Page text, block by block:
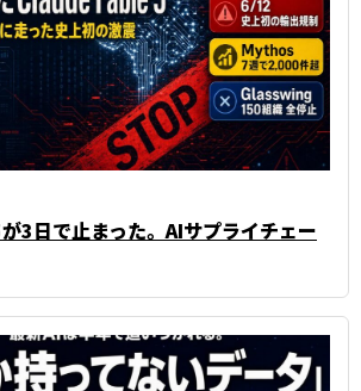
3日で止まった。AIサプライチェー